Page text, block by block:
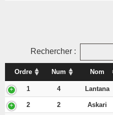
Rechercher :
Ordre Num Nom
1 4 Lantana
2 2 Askari